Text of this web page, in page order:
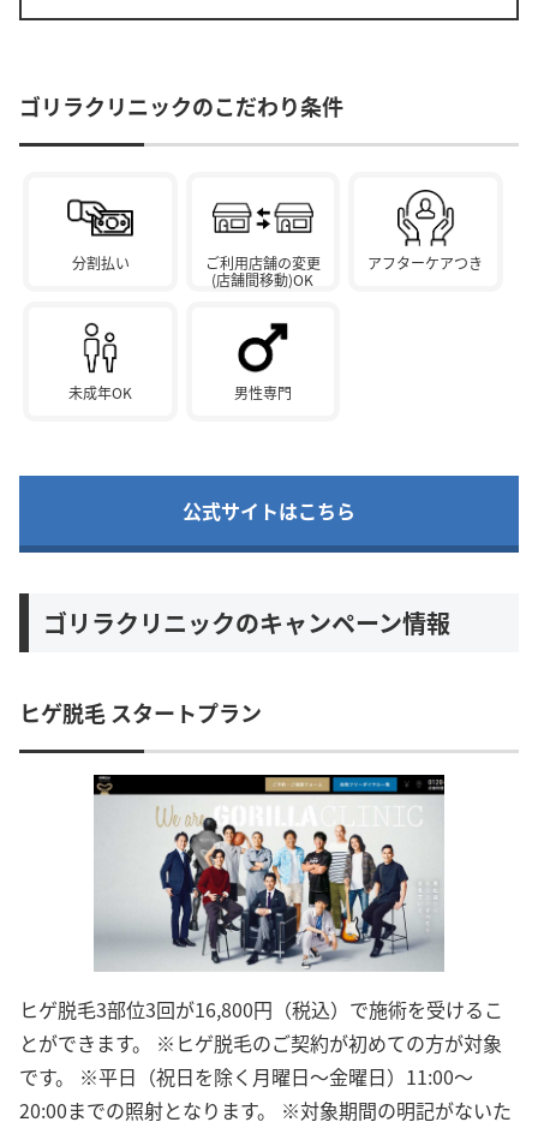
ゴリラクリニックのこだわり条件
分割払い
ご利用店舗の変更
(店舗間移動)OK
アフターケアつき
未成年OK 男性専門
公式サイトはこちら
ゴリラクリニックのキャンペーン情報
ヒゲ脱毛 スタートプラン
ヒゲ脱毛3部位3回が16,800円（税込）で施術を受けるこ
とができます。 ※ヒゲ脱毛のご契約が初めての方が対象
です。 ※平日（祝日を除く月曜日～金曜日）11:00～
20:00までの照射となります。 ※対象期間の明記がないた